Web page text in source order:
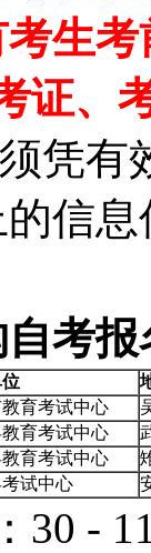
生
证、
凭有
信
考
育考试中心
育考试中心
育考试中心
试中心
30 -